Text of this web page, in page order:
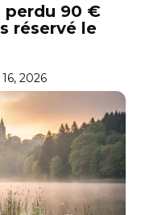
perdu 90 €
réservé le
2026